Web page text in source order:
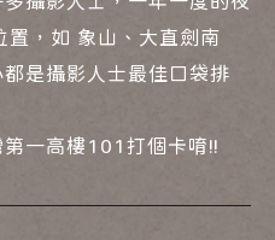
置，如 象山、大直劍南
是攝影人士最佳口袋排
一高樓101打個卡唷!!